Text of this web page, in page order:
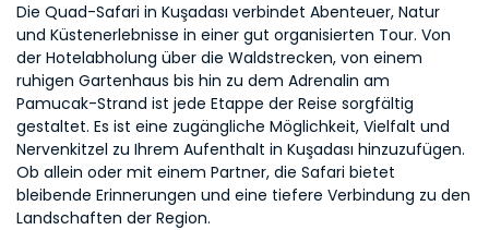
Die Quad-Safari in Kuşadası verbindet Abenteuer, Natur
und Küstenerlebnisse in einer gut organisierten Tour. Von
der Hotelabholung über die Waldstrecken, von einem
ruhigen Gartenhaus bis hin zu dem Adrenalin am
Pamucak-Strand ist jede Etappe der Reise sorgfältig
gestaltet. Es ist eine zugängliche Möglichkeit, Vielfalt und
Nervenkitzel zu Ihrem Aufenthalt in Kuşadası hinzuzufügen.
Ob allein oder mit einem Partner, die Safari bietet
bleibende Erinnerungen und eine tiefere Verbindung zu den
Landschaften der Region.